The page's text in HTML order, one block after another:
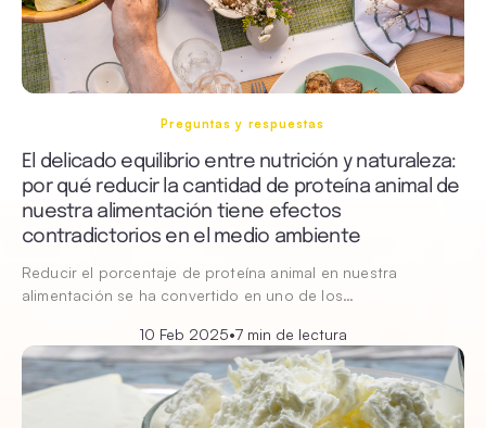
Preguntas y respuestas
El delicado equilibrio entre nutrición y naturaleza:
por qué reducir la cantidad de proteína animal de
nuestra alimentación tiene efectos
contradictorios en el medio ambiente
Reducir el porcentaje de proteína animal en nuestra
alimentación se ha convertido en uno de los…
10 Feb 2025•7 min de lectura